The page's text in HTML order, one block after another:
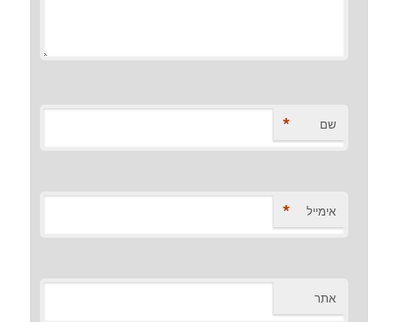
שם *
אימייל *
אתר